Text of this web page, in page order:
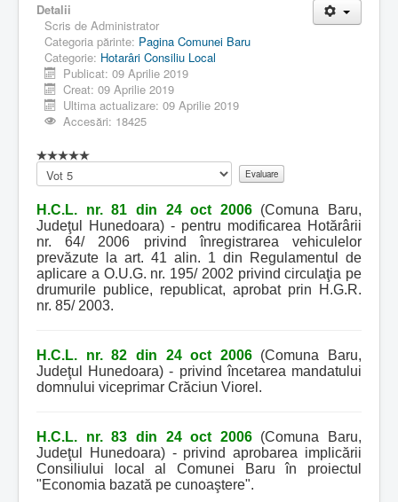
Detalii
Scris de Administrator
Categoria părinte: Pagina Comunei Baru
Categorie: Hotarâri Consiliu Local
Publicat: 09 Aprilie 2019
Creat: 09 Aprilie 2019
Ultima actualizare: 09 Aprilie 2019
Accesări: 18425
Vă
rugăm
să
evaluați
H.C.L. nr. 81 din 24 oct 2006(Comuna Baru,
Judeţul Hunedoara) - pentru modificarea Hotărârii
nr. 64/ 2006 privind înregistrarea vehiculelor
prevăzute la art. 41 alin. 1 din Regulamentul de
aplicare a O.U.G. nr. 195/ 2002 privind circulaţia pe
drumurile publice, republicat, aprobat prin H.G.R.
nr. 85/ 2003.
H.C.L. nr. 82 din 24 oct 2006(Comuna Baru,
Judeţul Hunedoara) - privind încetarea mandatului
domnului viceprimar Crăciun Viorel.
H.C.L. nr. 83 din 24 oct 2006(Comuna Baru,
Judeţul Hunedoara) - privind aprobarea implicării
Consiliului local al Comunei Baru în proiectul
"Economia bazată pe cunoaştere".